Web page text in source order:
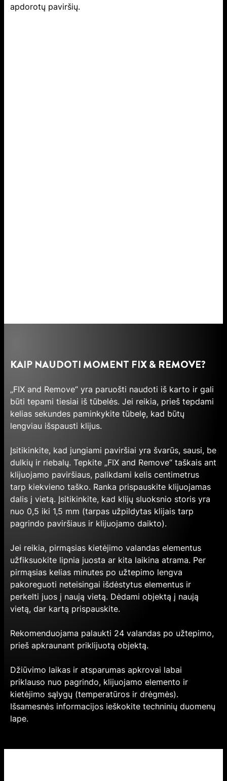
apdorotų paviršių.
KAIP NAUDOTI MOMENT FIX & REMOVE?
„FIX and Remove“ yra paruošti naudoti iš karto ir gali
būti tepami tiesiai iš tūbelės. Jei reikia, prieš tepdami
kelias sekundes paminkykite tūbelę, kad būtų
lengviau išspausti klijus.
Įsitikinkite, kad jungiami paviršiai yra švarūs, sausi, be
dulkių ir riebalų. Tepkite „FIX and Remove“ taškais ant
klijuojamo paviršiaus, palikdami kelis centimetrus
tarp kiekvieno taško. Ranka prispauskite klijuojamas
dalis į vietą. Įsitikinkite, kad klijų sluoksnio storis yra
nuo 0,5 iki 1,5 mm (tarpas užpildytas klijais tarp
pagrindo paviršiaus ir klijuojamo daikto).
Jei reikia, pirmąsias kietėjimo valandas elementus
užfiksuokite lipnia juosta ar kita laikina atrama. Per
pirmąsias kelias minutes po užtepimo lengva
pakoreguoti neteisingai išdėstytus elementus ir
perkelti juos į naują vietą. Dėdami objektą į naują
vietą, dar kartą prispauskite.
Rekomenduojama palaukti 24 valandas po užtepimo,
prieš apkraunant priklijuotą objektą.
Džiūvimo laikas ir atsparumas apkrovai labai
priklauso nuo pagrindo, klijuojamo elemento ir
kietėjimo sąlygų (temperatūros ir drėgmės).
Išsamesnės informacijos ieškokite techninių duomenų
lape.